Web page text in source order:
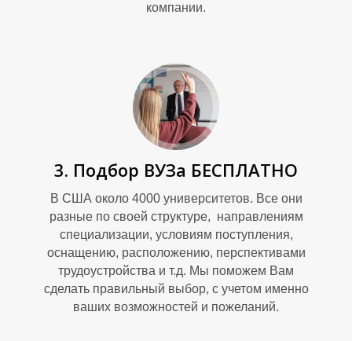
Р
компании.
3. Подбор ВУЗа БЕСПЛАТНО
В США около 4000 университетов. Все они
разные по своей структуре, направлениям
специализации, условиям поступления,
оснащению, расположению, перспективами
трудоустройства и т.д. Мы поможем Вам
сделать правильный выбор, с учетом именно
ваших возможностей и пожеланий.